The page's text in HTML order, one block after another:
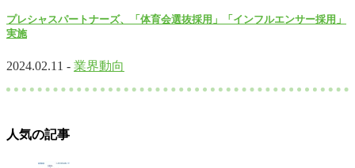
プレシャスパートナーズ、「体育会選抜採用」「インフルエンサー採用」
実施
2024.02.11 - 業界動向
人気の記事